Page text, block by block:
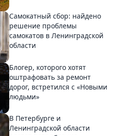
Самокатный сбор: найдено
решение проблемы
самокатов в Ленинградской
области
Блогер, которого хотят
оштрафовать за ремонт
дорог, встретился с «Новыми
людьми»
В Петербурге и
Ленинградской области